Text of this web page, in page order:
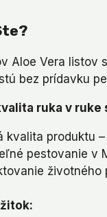
Aloe Vera listov
bez prídavku
ruka v
kvalita produktu
pestovanie v